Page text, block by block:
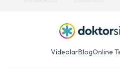
VideolarBlogOnline